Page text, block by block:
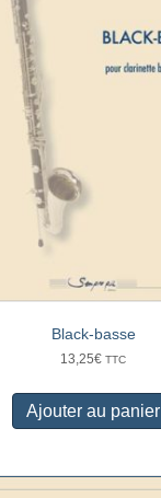
Black-basse
13,25€ TTC
Ajouter au panier